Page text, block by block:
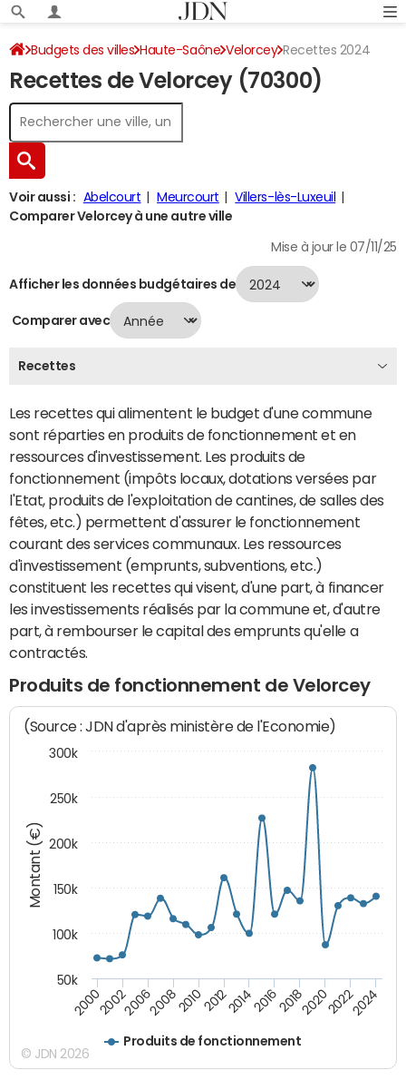
Budgets des villes Haute-Saône Velorcey Recettes 2024
Recettes de Velorcey (70300)
Voir aussi : Abelcourt Meurcourt
Villers-lès-Luxeuil
Comparer Velorcey à une autre ville
Mise à jour le 07/11/25
Afficher les données budgétaires de
Comparer avec
Recettes
Les recettes qui alimentent le budget d'une commune
sont réparties en produits de fonctionnement et en
ressources d'investissement. Les produits de
fonctionnement (impôts locaux, dotations versées par
l'Etat, produits de l'exploitation de cantines, de salles des
fêtes, etc.) permettent d'assurer le fonctionnement
courant des services communaux. Les ressources
d'investissement (emprunts, subventions, etc.)
constituent les recettes qui visent, d'une part, à financer
les investissements réalisés par la commune et, d'autre
part, à rembourser le capital des emprunts qu'elle a
contractés.
Produits de fonctionnement de Velorcey
Montant (€)
(Source : JDN d'après ministère de l'Economie)
Produits de fonctionnement
200020022006200820102012201420162018202020222024
50k
100k
150k
200k
250k
300k
© JDN 2026